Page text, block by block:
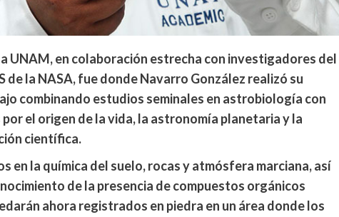
UNAM, en colaboración estrecha con investigadores del
de la NASA, fue donde Navarro González realizó su
combinando estudios seminales en astrobiología con
por el origen de la vida, la astronomía planetaria y la
científica.
en la química del suelo, rocas y atmósfera marciana, así
de la presencia de compuestos orgánicos
ahora registrados en piedra en un área donde los